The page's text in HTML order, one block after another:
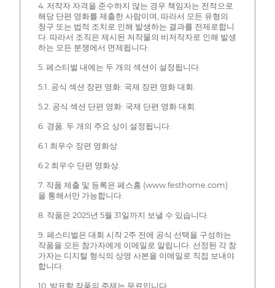
4. 저작자 자격을 준수하지 않는 경우 책임자는 전적으로
해당 단편 영화를 제출한 사람이며, 따라서 모든 유형의
청구 또는 법적 조치로 인해 발생하는 결과를 전제로합니
다. 따라서 조직은 제시된 저작물의 비저작자로 인해 발생
하는 모든 분쟁에서 면제됩니다.
5. 페스티벌 내에는 두 개의 섹션이 설정됩니다.
5.1. 공식 섹션 장편 영화: 국제 장편 영화 대회.
5.2. 공식 섹션 단편 영화: 국제 단편 영화 대회.
6. 경품. 두 개의 주요 상이 설정됩니다.
6.1 최우수 장편 영화상.
6.2 최우수 단편 영화상.
7. 작품 제출 및 등록은 페스홈 (www.festhome.com)
을 통해서만 가능합니다.
8. 작품은 2025년 5월 31일까지 보낼 수 있습니다.
9. 페스티벌은 대회 시작 2주 전에 공식 선택을 구성하는
작품을 모든 참가자에게 이메일로 알립니다. 선정된 각 참
가자는 디지털 형식의 상영 사본을 이메일로 직접 보내야
합니다.
10. 발표할 작품의 주제는 무료입니다.